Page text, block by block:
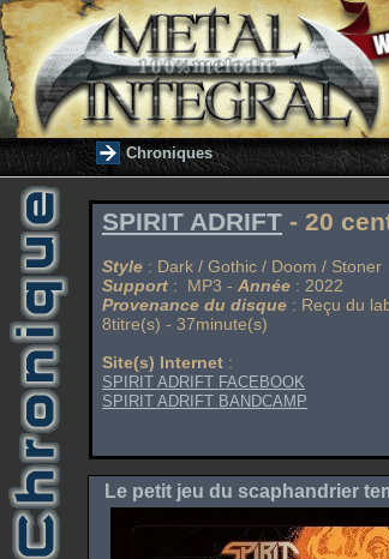
Chroniques
SPIRIT ADRIFT - 20
Style : Dark / Gothic / Doom / Stoner
Support : MP3 - Année : 2022
Provenance du disque : Reçu du
8titre(s) - 37minute(s)
Site(s) Internet :
SPIRIT ADRIFT FACEBOOK
SPIRIT ADRIFT BANDCAMP
Le petit jeu du scaphandrier